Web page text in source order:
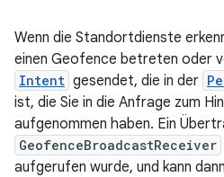
Wenn die Standortdienste
einen Geofence betreten oder
Intent gesendet, die in der
ist, die Sie in die Anfrage zum
aufgenommen haben. Ein
GeofenceBroadcastReceiver
aufgerufen wurde, und kann